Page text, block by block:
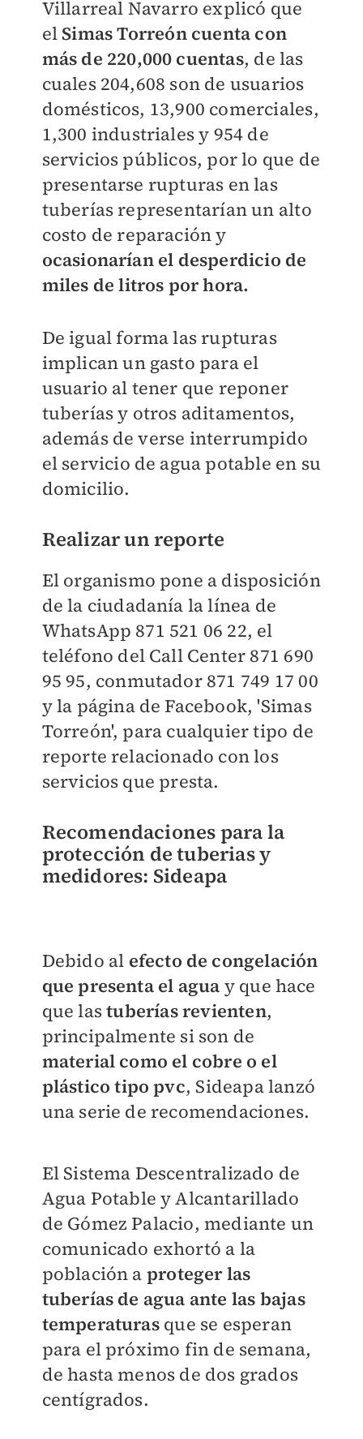
Villarreal Navarro explicó que
el Simas Torreón cuenta con
más de 220,000 cuentas, de las
cuales 204,608 son de usuarios
domésticos, 13,900 comerciales,
1,300 industriales y 954 de
servicios públicos, por lo que de
presentarse rupturas en las
tuberías representarían un alto
costo de reparación y
ocasionarían el desperdicio de
miles de litros por hora.
De igual forma las rupturas
implican un gasto para el
usuario al tener que reponer
tuberías y otros aditamentos,
además de verse interrumpido
el servicio de agua potable en su
domicilio.
Realizar un reporte
El organismo pone a disposición
de la ciudadanía la línea de
WhatsApp 871 521 06 22, el
teléfono del Call Center 871 690
95 95, conmutador 871 749 17 00
y la página de Facebook, 'Simas
Torreón', para cualquier tipo de
reporte relacionado con los
servicios que presta.
Recomendaciones para la
protección de tuberias y
medidores: Sideapa
Debido al efecto de congelación
que presenta el agua y que hace
que lastuberías revienten,
principalmente si son de
material como el cobre o el
plástico tipo pvc, Sideapa lanzó
una serie de recomendaciones.
El Sistema Descentralizado de
Agua Potable y Alcantarillado
de Gómez Palacio, mediante un
comunicado exhortó a la
población a proteger las
tuberías de agua ante las bajas
temperaturasque se esperan
para el próximo fin de semana,
de hasta menos de dos grados
centígrados.